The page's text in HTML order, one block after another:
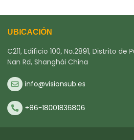
UBICACIÓN
C211, Edificio 100, No.2891, Distrito de
Nan Rd, Shanghái China
info@visionsub.es
+86-18001836806